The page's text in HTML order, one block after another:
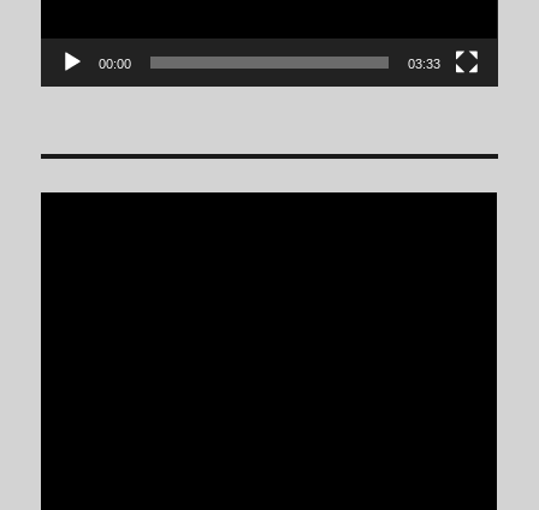
00:00 03:33